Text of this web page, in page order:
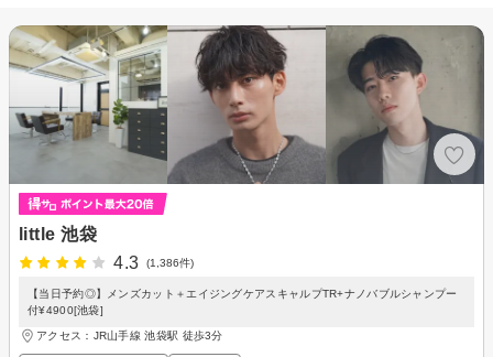
little 池袋
4.3
(1,386件)
【当日予約◎】メンズカット＋エイジングケアスキャルプTR+ナノバブルシャンプー
付¥4900[池袋]
アクセス：JR山手線 池袋駅 徒歩3分